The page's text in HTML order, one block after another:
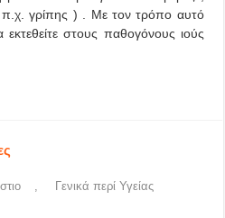
π.χ. γρίπης ) . Με τον τρόπο αυτό
εκτεθείτε στους παθογόνους ιούς
, Γενικά περί Υγείας